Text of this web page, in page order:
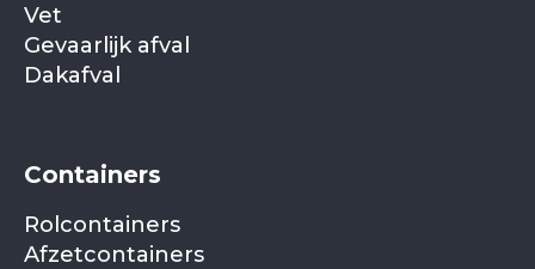
Vet
Gevaarlijk afval
Dakafval
Containers
Rolcontainers
Afzetcontainers